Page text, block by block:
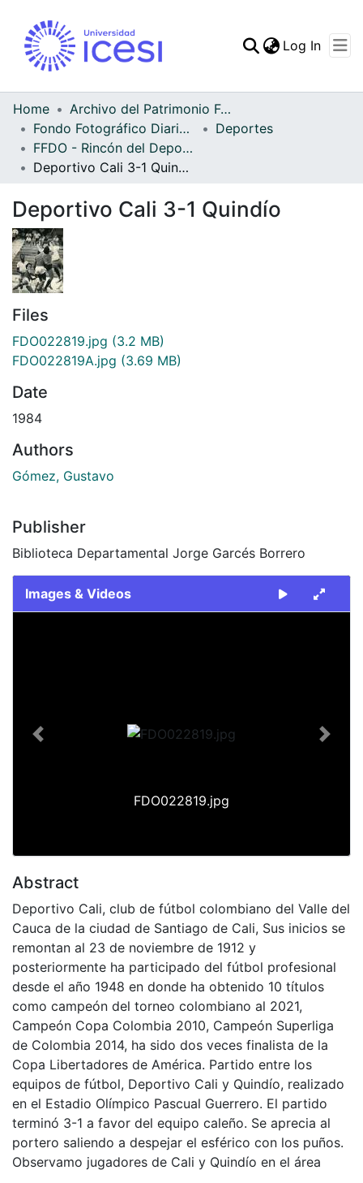
Statistics
Log In
Home
Archivo del Patrimonio Fotográfico y Fílmico del Valle del Cauca
Fondo Fotográfico Diario Occidente
Deportes
FFDO - Rincón del Deportivo Cali - Patrimonial
Deportivo Cali 3-1 Quindío
Deportivo Cali 3-1 Quindío
Files
FDO022819.jpg (3.2 MB)
FDO022819A.jpg (3.69 MB)
Date
1984
Authors
Gómez, Gustavo
Publisher
Biblioteca Departamental Jorge Garcés Borrero
Images & Videos
FDO022819.jpg
Previous Next
Abstract
Deportivo Cali, club de fútbol colombiano del Valle del
Cauca de la ciudad de Santiago de Cali, Sus inicios se
remontan al 23 de noviembre de 1912 y
posteriormente ha participado del fútbol profesional
desde el año 1948 en donde ha obtenido 10 títulos
como campeón del torneo colombiano al 2021,
Campeón Copa Colombia 2010, Campeón Superliga
de Colombia 2014, ha sido dos veces finalista de la
Copa Libertadores de América. Partido entre los
equipos de fútbol, Deportivo Cali y Quindío, realizado
en el Estadio Olímpico Pascual Guerrero. El partido
terminó 3-1 a favor del equipo caleño. Se aprecia al
portero saliendo a despejar el esférico con los puños.
Observamo jugadores de Cali y Quindío en el área